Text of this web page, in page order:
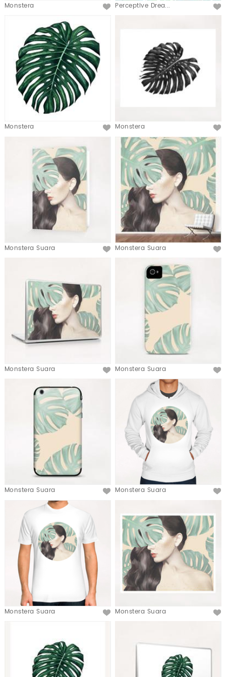
Monstera Perceptive Drea...
Monstera Monstera
Monstera Suara Monstera Suara
Monstera Suara Monstera Suara
Monstera Suara Monstera Suara
Monstera Suara Monstera Suara